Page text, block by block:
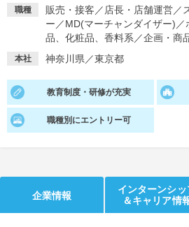
イベントを探す スカウト
就活支援
就活ノウハウが満載！
就活ニュースペーパー
職種 販売・接客 ／ 店長・店舗運営／
ー ／MD(マーチャンダイザー) ／
品、化粧品、香料系 ／企画・商
本社 神奈川県／東京都
教育制度・研修が充実
職種別にエントリー可
企業情報
インターンシッ
＆キャリア情